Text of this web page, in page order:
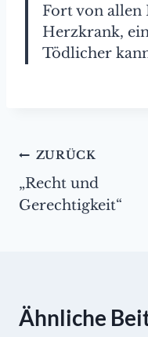
Fort von allen
Herzkrank,
Tödlicher
ZURÜCK
„Recht und
Gerechtigkeit“
Ähnliche